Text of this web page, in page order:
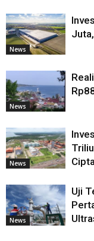
News
News
News
News
Uji